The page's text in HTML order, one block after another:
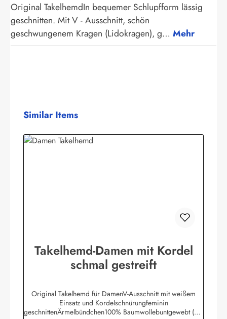
Original TakelhemdIn bequemer Schlupfform lässig
geschnitten. Mit V - Ausschnitt, schön
geschwungenem Kragen (Lidokragen), g… Mehr
Produktgalerie überspringen
Similar Items
Takelhemd-Damen mit Kordel
schmal gestreift
Original Takelhemd für DamenV-Ausschnitt mit weißem
Einsatz und Kordelschnürungfeminin
geschnittenÄrmelbündchen100% Baumwollebuntgewebt (ca.